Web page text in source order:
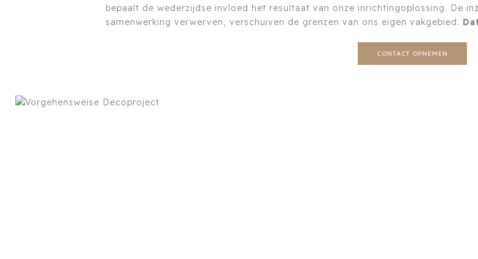
bepaalt de wederzijdse invloed het resultaat van onze inrichtingoplossing. De
samenwerking verwerven, verschuiven de grenzen van ons eigen vakgebied.
CONTACT OPNEMEN